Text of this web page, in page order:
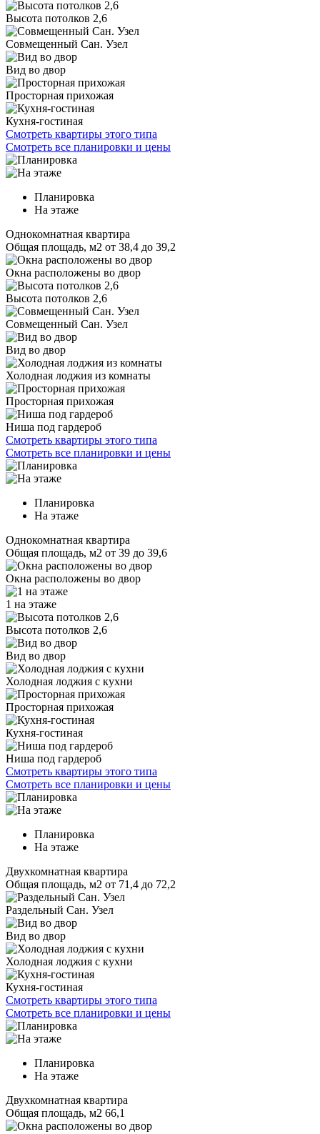
Высота потолков 2,6
Совмещенный Сан. Узел
Вид во двор
Просторная прихожая
Кухня-гостиная
Смотреть квартиры этого типа
Смотреть все планировки и цены
Планировка
На этаже
Однокомнатная квартира
Общая площадь, м2 от 38,4 до 39,2
Окна расположены во двор
Высота потолков 2,6
Совмещенный Сан. Узел
Вид во двор
Холодная лоджия из комнаты
Просторная прихожая
Ниша под гардероб
Смотреть квартиры этого типа
Смотреть все планировки и цены
Планировка
На этаже
Однокомнатная квартира
Общая площадь, м2 от 39 до 39,6
Окна расположены во двор
1 на этаже
Высота потолков 2,6
Вид во двор
Холодная лоджия с кухни
Просторная прихожая
Кухня-гостиная
Ниша под гардероб
Смотреть квартиры этого типа
Смотреть все планировки и цены
Планировка
На этаже
Двухкомнатная квартира
Общая площадь, м2 от 71,4 до 72,2
Раздельный Сан. Узел
Вид во двор
Холодная лоджия с кухни
Кухня-гостиная
Смотреть квартиры этого типа
Смотреть все планировки и цены
Планировка
На этаже
Двухкомнатная квартира
Общая площадь, м2 66,1